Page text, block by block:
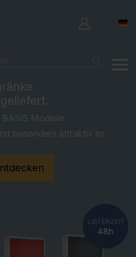
Modelle.
besonders attraktiv im